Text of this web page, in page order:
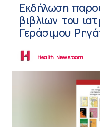
Εκδήλωση
βιβλίων του
Γεράσιμου
Health Newsroom